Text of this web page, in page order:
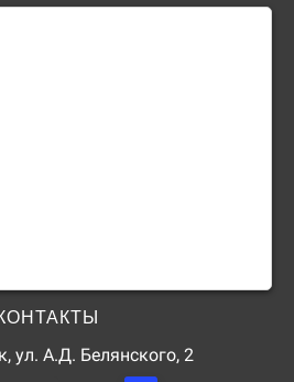
ул. А.Д. Белянского, 2